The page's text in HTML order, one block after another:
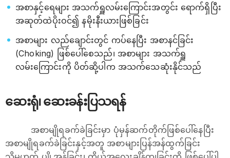
အစာနှင့်ရေများ အသက်ရှူလမ်းကြောင်းအတွင်း ရောက်ရှိပြီး
အဆုတ်ထဲပိုးဝင်၍ နမိုးနီးယားဖြစ်ခြင်း
အစာများ လည်ချောင်းတွင် ကပ်နေပြီး အစာနင်ခြင်း
(Choking) ဖြစ်ပေါ်စေသည်၊ အစာများ အသက်ရှူ
လမ်းကြောင်းကို ပိတ်ဆို့ပါက အသက်သေဆုံးနိုင်သည်
ဆေးရုံ၊ ဆေးခန်းပြသရန်
အစာမျိုရခက်ခဲခြင်းမှာ ပုံမှန်ဆက်တိုက်ဖြစ်ပေါ်နေပြီး
အစာမျိုရခက်ခဲခြင်းနှင့်အတူ အစာများပြန်အန်ထွက်ခြင်း